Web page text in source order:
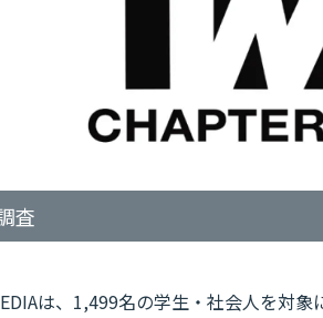
査
は、1,499名の学生・社会人を対